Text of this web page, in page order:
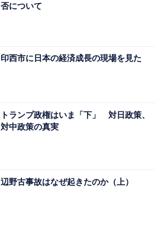
否について
印西市に日本の経済成長の現場を見た
トランプ政権はいま「下」 対日政策、
対中政策の真実
辺野古事故はなぜ起きたのか（上）